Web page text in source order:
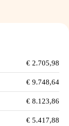
€ 2.705,98
€ 9.748,64
€ 8.123,86
€ 5.417,88